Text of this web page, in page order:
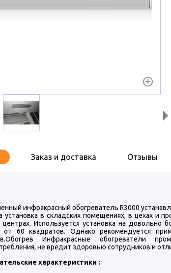
Заказ и доставка Отзывы
инфракрасный обогреватель R3000
установка в складских помещениях, в цехах и
центрах. Используется установка на довольно
60 квадратов. Однако рекомендуется
Инфракрасные обогреватели
не вредит здоровью сотрудников и
характеристики :